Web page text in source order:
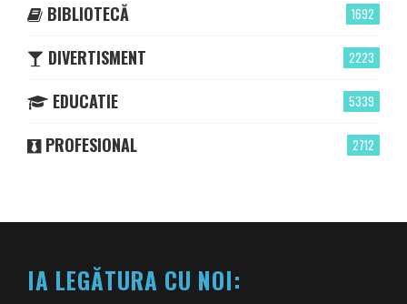
1692
BIBLIOTECĂ
2223
DIVERTISMENT
5339
EDUCATIE
2712
PROFESIONAL
IA LEGĂTURA CU NOI: